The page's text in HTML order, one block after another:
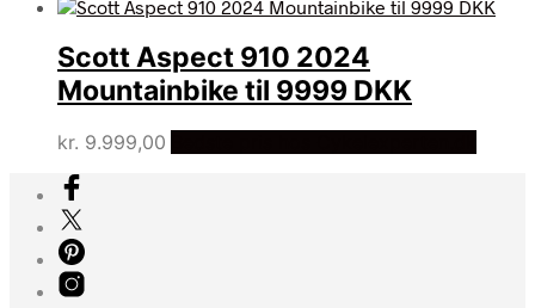
Scott Aspect 910 2024
Mountainbike til 9999 DKK
kr. 9.999,00